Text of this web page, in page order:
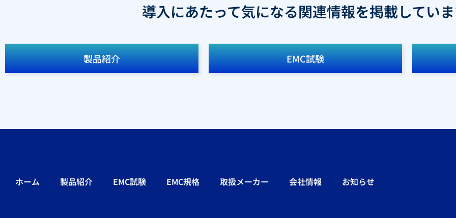
導入にあたって気になる関連情報を掲載してい
製品紹介 EMC試験
ホーム 製品紹介 EMC試験 EMC規格 取扱メーカー 会社情報 お知らせ